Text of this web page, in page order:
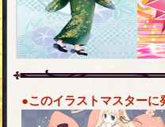
●このイラストマスターに